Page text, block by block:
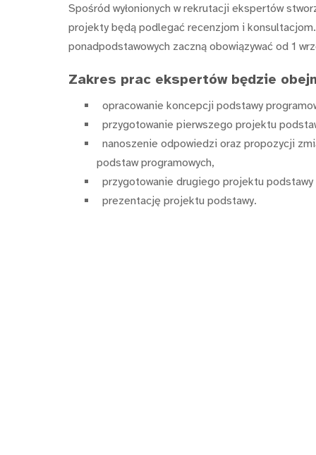
Spośród wyłonionych w rekrutacji ekspertów
projekty będą podlegać recenzjom i
ponadpodstawowych zaczną obowiązywać od 1
Zakres prac ekspertów będzie
opracowanie koncepcji podstawy
przygotowanie pierwszego projektu
nanoszenie odpowiedzi oraz propozycji
podstaw programowych,
przygotowanie drugiego projektu podstawy
prezentację projektu podstawy.